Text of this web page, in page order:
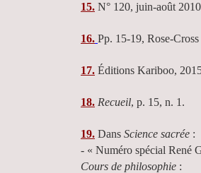
15. N° 120, juin-août
16. Pp. 15-19, Rose-
17. Éditions Kariboo,
18. Recueil, p. 15, n. 1.
19. Dans Science sacrée :
- « Numéro spécial
Cours de philosophie :